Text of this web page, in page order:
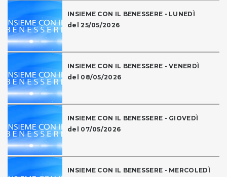
INSIEME CON IL BENESSERE - LUNEDÌ
del 25/05/2026
INSIEME CON IL BENESSERE - VENERDÌ
del 08/05/2026
INSIEME CON IL BENESSERE - GIOVEDÌ
del 07/05/2026
INSIEME CON IL BENESSERE - MERCOLEDÌ